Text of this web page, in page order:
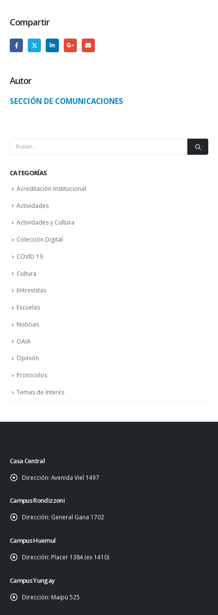
Compartir
Autor
SECCIÓN DE COMUNICACIONES
CATEGORÍAS
Acreditación Institucional
Actividades
Actividades y Cultura
Colección Digital
COVID 19
Cultura
Entrevistas
Escuelas
Noticias
OAIA
Opinión
Protocolos
Temas de Interés
Casa Central
Dirección: Avenida Viel 1497
Campus Rondizzoni
Dirección: General Gana 1702
Campus Huemul
Dirección: Placer 1384 (ex 1410)
Campus Yungay
Dirección: Maipú 525